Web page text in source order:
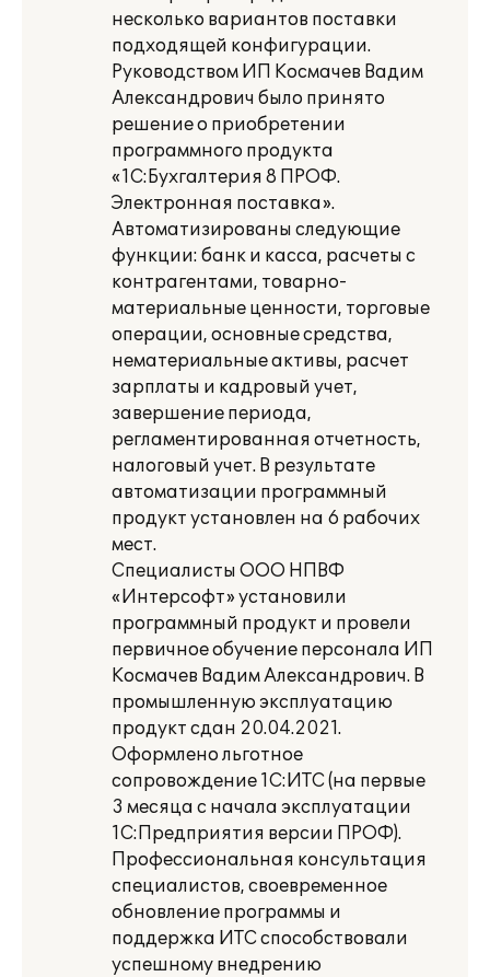
несколько вариантов поставки
подходящей конфигурации.
Руководством ИП Космачев Вадим
Александрович было принято
решение о приобретении
программного продукта
«1С:Бухгалтерия 8 ПРОФ.
Электронная поставка».
Автоматизированы следующие
функции: банк и касса, расчеты с
контрагентами, товарно-
материальные ценности, торговые
операции, основные средства,
нематериальные активы, расчет
зарплаты и кадровый учет,
завершение периода,
регламентированная отчетность,
налоговый учет. В результате
автоматизации программный
продукт установлен на 6 рабочих
мест.
Специалисты ООО НПВФ
«Интерсофт» установили
программный продукт и провели
первичное обучение персонала ИП
Космачев Вадим Александрович. В
промышленную эксплуатацию
продукт сдан 20.04.2021.
Оформлено льготное
сопровождение 1С:ИТС (на первые
3 месяца с начала эксплуатации
1С:Предприятия версии ПРОФ).
Профессиональная консультация
специалистов, своевременное
обновление программы и
поддержка ИТС способствовали
успешному внедрению